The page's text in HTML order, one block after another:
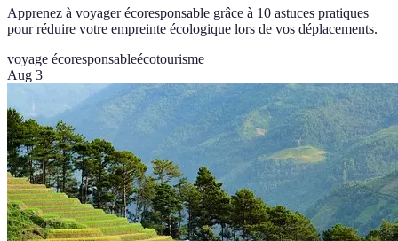
Apprenez à voyager écoresponsable grâce à 10 astuces pratiques
pour réduire votre empreinte écologique lors de vos déplacements.
voyage écoresponsableécotourisme
Aug 3